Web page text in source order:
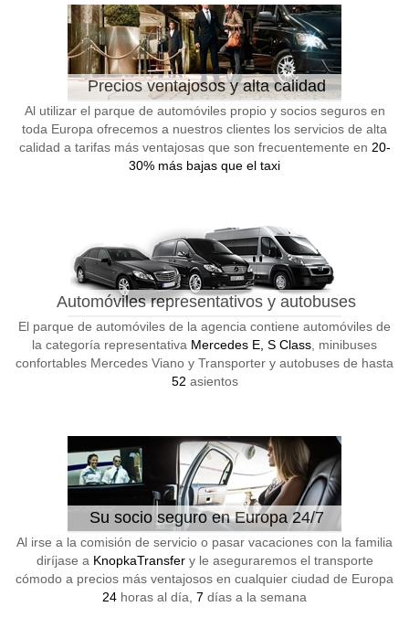
Precios ventajosos y alta calidad
Al utilizar el parque de automóviles propio y socios seguros en
toda Europa ofrecemos a nuestros clientes los servicios de alta
calidad a tarifas más ventajosas que son frecuentemente en 20-
30% más bajas que el taxi
Automóviles representativos y autobuses
El parque de automóviles de la agencia contiene automóviles de
la categoría representativa Mercedes E, S Class , minibuses
confortables Mercedes Viano y Transporter y autobuses de hasta
52 asientos
Su socio seguro en Europa 24/7
Al irse a la comisión de servicio o pasar vacaciones con la familia
diríjase a KnopkaTransfery le aseguraremos el transporte
cómodo a precios más ventajosos en cualquier ciudad de Europa
24 horas al día, 7 días a la semana